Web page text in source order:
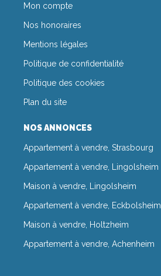
Mon compte
Nos honoraires
Mentions légales
Politique de confidentialité
Politique des cookies
Plan du site
NOS ANNONCES
Appartement à vendre, Strasbourg
Appartement à vendre, Lingolsheim
Maison à vendre, Lingolsheim
Appartement à vendre, Eckbolsheim
Maison à vendre, Holtzheim
Appartement à vendre, Achenheim